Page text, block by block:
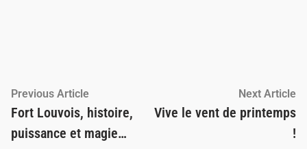
Navigation
de
l’article
Previous Article
article:
Fort Louvois, histoire,
puissance et magie…
Next Article
Vive le vent de printemps
!